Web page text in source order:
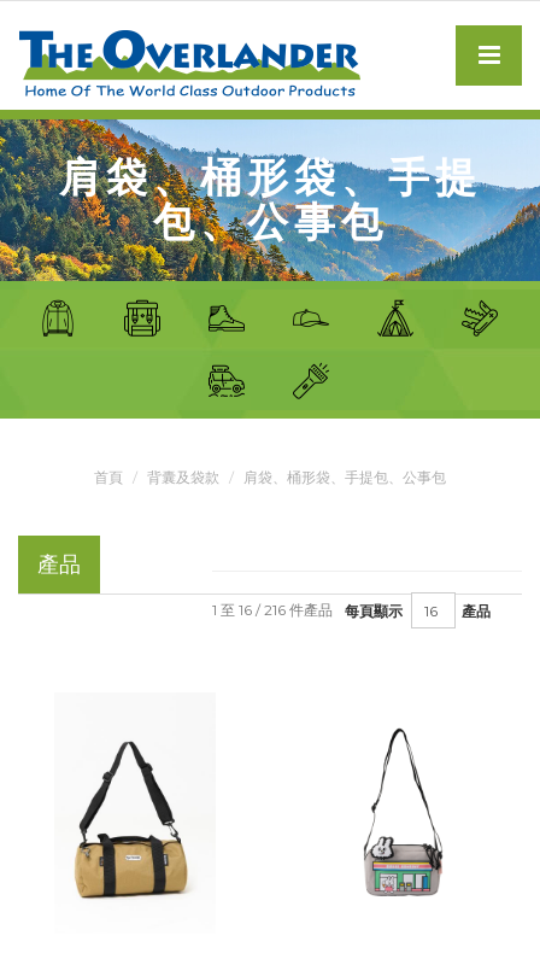
肩袋、桶形袋、手提
包、公事包
首頁 背囊及袋款 肩袋、桶形袋、手提包、公事包
產品
每頁顯示 產品
1 至 16 / 216 件產品